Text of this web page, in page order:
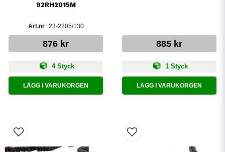
92RH2015M
23-2205/130
876 kr
4 Styck
LÄGG I VARUKORGEN
885 kr
1 Styck
LÄGG I VARUKORGEN